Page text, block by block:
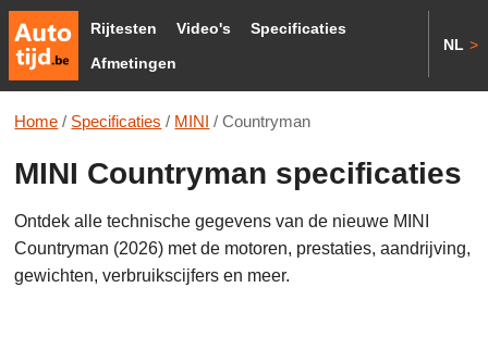
Rijtesten Video's
Specificaties
Afmetingen
NL >
Home / Specificaties / MINI / Countryman
MINI Countryman specificaties
Ontdek alle technische gegevens van de nieuwe MINI
Countryman (2026) met de motoren, prestaties, aandrijving,
gewichten, verbruikscijfers en meer.